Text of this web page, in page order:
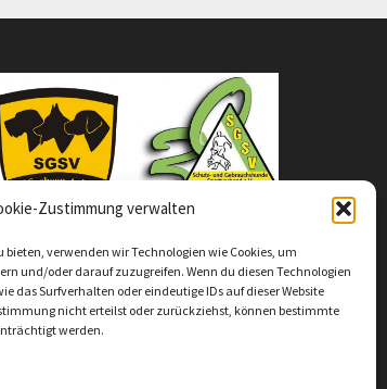
Zustimmung verwalten
bieten, verwenden wir Technologien wie Cookies, um
und/oder darauf zuzugreifen. Wenn du diesen Technologien
das Surfverhalten oder eindeutige IDs auf dieser Website
nicht erteilst oder zurückziehst, können bestimmte
werden.